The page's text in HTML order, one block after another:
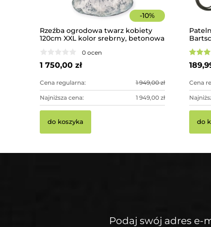
-10%
Rzeźba ogrodowa twarz kobiety
120cm XXL kolor srebrny, betonowa
0 ocen
1 750,00 zł
Cena regularna: 1 949,00 zł
Najniższa cena: 1 949,00 zł
do koszyka
Cena
do
Podaj swój adres e-